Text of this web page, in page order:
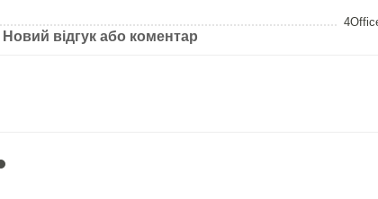
Новий відгук або коментар